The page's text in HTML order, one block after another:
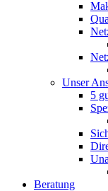
Unser
5
Beratung